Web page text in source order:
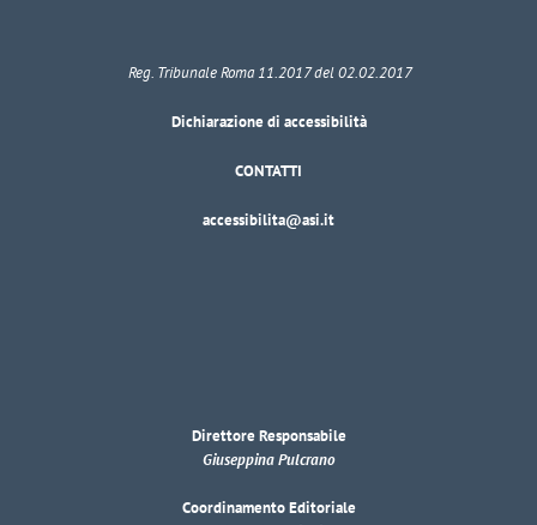
Reg. Tribunale Roma 11.2017 del 02.02.2017
Dichiarazione di accessibilità
CONTATTI
accessibilita@asi.it
Direttore Responsabile
Giuseppina Pulcrano
Coordinamento Editoriale